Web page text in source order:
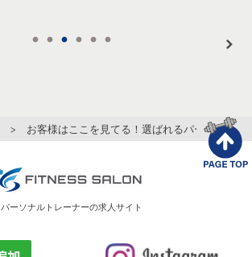
> お客様はここを見てる！選ばれるパーソナルト
パーソナルトレーナーの求人サイト